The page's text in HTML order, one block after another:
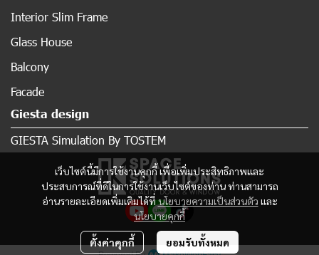
เว็บไซต์นี้มีการใช้งานคุกกี้ เพื่อเพิ่มประสิทธิภาพและ
ประสบการณ์ที่ดีในการใช้งานเว็บไซต์ของท่าน ท่านสามารถ
อ่านรายละเอียดเพิ่มเติมได้ที่นโยบายความเป็นส่วนตัว และ
นโยบายคุกกี้
ตั้งค่าคุกกี้ ยอมรับทั้งหมด
Interior Slim Frame
Glass House
Balcony
Facade
Giesta design
GIESTA Simulation By TOSTEM